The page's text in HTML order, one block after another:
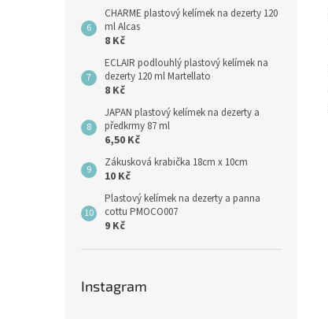
CHARME plastový kelímek na dezerty 120
ml Alcas
8 Kč
ECLAIR podlouhlý plastový kelímek na
dezerty 120 ml Martellato
8 Kč
JAPAN plastový kelímek na dezerty a
předkrmy 87 ml
6,50 Kč
Zákusková krabička 18cm x 10cm
10 Kč
Plastový kelímek na dezerty a panna
cottu PMOCO007
9 Kč
Instagram